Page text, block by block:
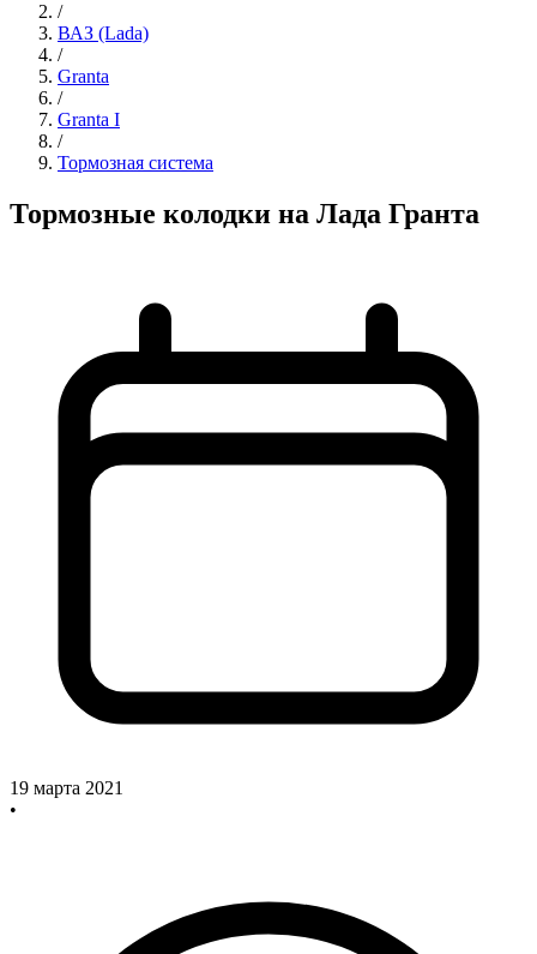
/
ВАЗ (Lada)
/
Granta
/
Granta I
/
Тормозная система
Тормозные колодки на Лада Гранта
19 марта 2021
•